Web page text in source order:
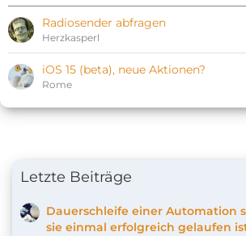
Radiosender abfragen
Herzkasperl
iOS 15 (beta), neue Aktionen?
Rome
Letzte Beiträge
Dauerschleife einer Automation
sie einmal erfolgreich gelaufen